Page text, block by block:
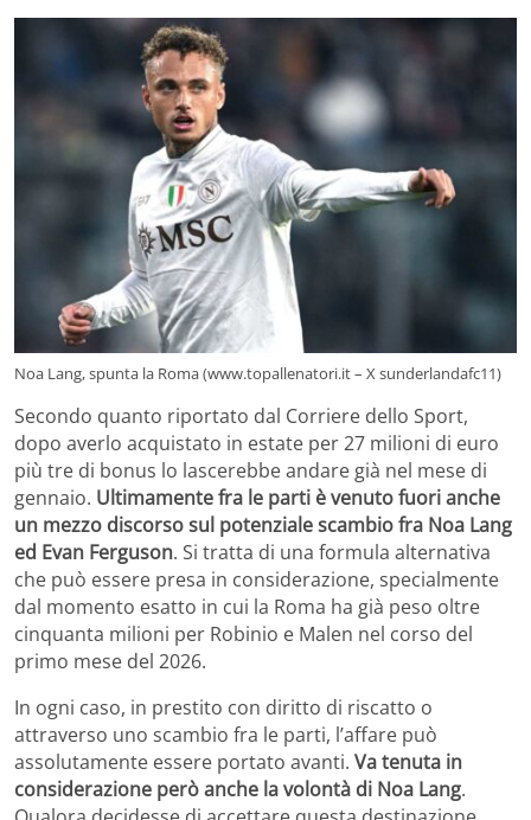
Noa Lang, spunta la Roma (www.topallenatori.it – X sunderlandafc11)
Secondo quanto riportato dal Corriere dello Sport,
dopo averlo acquistato in estate per 27 milioni di euro
più tre di bonus lo lascerebbe andare già nel mese di
gennaio. Ultimamente fra le parti è venuto fuori anche
un mezzo discorso sul potenziale scambio fra Noa Lang
ed Evan Ferguson. Si tratta di una formula alternativa
che può essere presa in considerazione, specialmente
dal momento esatto in cui la Roma ha già peso oltre
cinquanta milioni per Robinio e Malen nel corso del
primo mese del 2026.
In ogni caso, in prestito con diritto di riscatto o
attraverso uno scambio fra le parti, l’affare può
assolutamente essere portato avanti. Va tenuta in
considerazione però anche la volontà di Noa Lang.